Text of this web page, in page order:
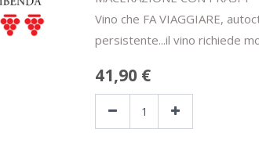
Vino che FA VIAGGIARE,
persistente...il vino richiede
41,90 €